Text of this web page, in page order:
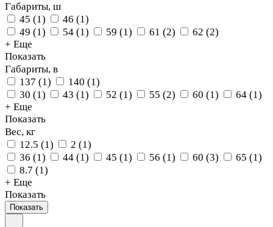
Габариты, ш
45 (1) 46 (1)
49 (1) 54 (1) 59 (1) 61 (2) 62 (2)
+ Еще
Показать
Габариты, в
137 (1) 140 (1)
30 (1) 43 (1) 52 (1) 55 (2) 60 (1) 64 (1)
+ Еще
Показать
Вес, кг
12.5 (1) 2 (1)
36 (1) 44 (1) 45 (1) 56 (1) 60 (3) 65 (1)
8.7 (1)
+ Еще
Показать
Показать